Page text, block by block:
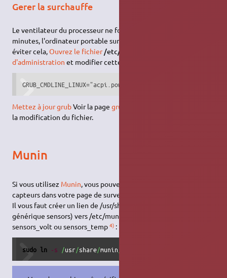
Gerer la surchauffe
Le ventilateur du processeur ne fonctionne plus après quelques
minutes, l'ordinateur portable surchauffe et s'arrête. Pour
éviter cela,Ouvrez le fichier/etc/default/grub
d'administration et modifier cette ligne :
GRUB_CMDLINE_LINUX="acpi.power_nocheck=1"
Mettez à jour grubVoir la pagegrub
la modification du fichier.
Munin
Si vous utilisez Munin, vous pouvez inclure un graphe des
capteurs dans votre page de surveillance munin.
Il vous faut créer un lien de /usr/share/munin/sensors_ (plugin
générique sensors) vers /etc/munin/plugins/sensors_fan,
sensors_volt ou sensors_temp4) :
sudo ln -s /usr/share/munin